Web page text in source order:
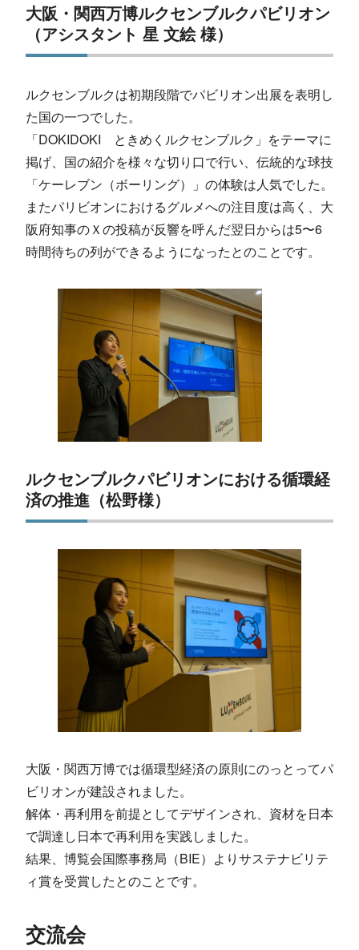
大阪・関西万博ルクセンブルクパビリオン
（アシスタント 星 文絵 様）
ルクセンブルクは初期段階でパビリオン出展を表明し
た国の一つでした。
「DOKIDOKI ときめくルクセンブルク」をテーマに
掲げ、国の紹介を様々な切り口で行い、伝統的な球技
「ケーレブン（ボーリング）」の体験は人気でした。
またパリビオンにおけるグルメへの注目度は高く、大
阪府知事のＸの投稿が反響を呼んだ翌日からは5〜6
時間待ちの列ができるようになったとのことです。
ルクセンブルクパビリオンにおける循環経
済の推進（松野様）
大阪・関西万博では循環型経済の原則にのっとってパ
ビリオンが建設されました。
解体・再利用を前提としてデザインされ、資材を日本
で調達し日本で再利用を実践しました。
結果、博覧会国際事務局（BIE）よりサステナビリテ
ィ賞を受賞したとのことです。
交流会